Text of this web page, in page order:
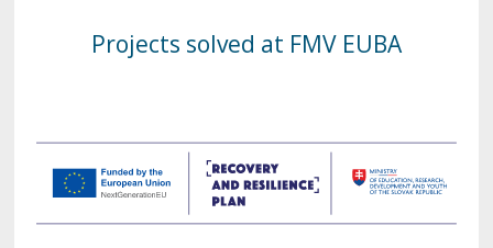
Projects solved at FMV EUBA